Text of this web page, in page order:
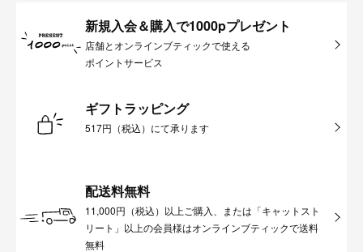
新規入会＆購入で1000pプレゼント
店舗とオンラインブティックで使える
ポイントサービス
ギフトラッピング
517円（税込）にて承ります
配送料無料
11,000円（税込）以上ご購入、または「キャットスト
リート」以上の会員様はオンラインブティックで送料
無料